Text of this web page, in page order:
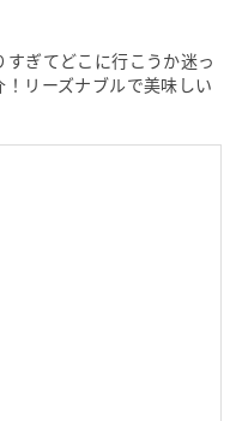
ぎてどこに行こうか迷っ
リーズナブルで美味しい